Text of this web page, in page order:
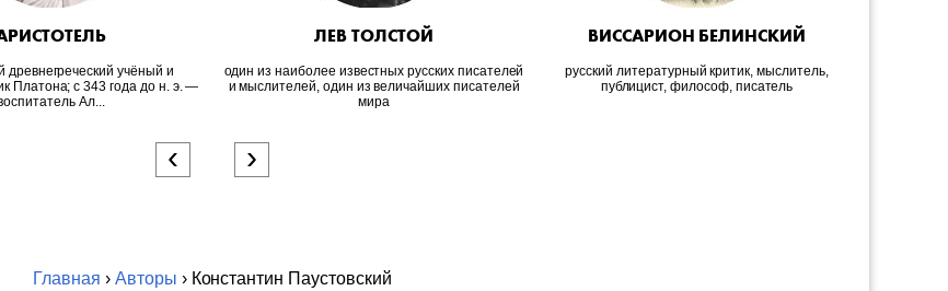
древнегреческий учёный и
Платона; c 343 года до н. э. —
Ал...
ЛЕВ ТОЛСТОЙ
один из наиболее известных русских писателей
и мыслителей, один из величайших писателей
мира
ВИССАРИОН БЕЛИНСКИЙ
русский литературный критик, мыслитель,
публицист, философ, писатель
‹ ›
Главная › Авторы › Константин Паустовский